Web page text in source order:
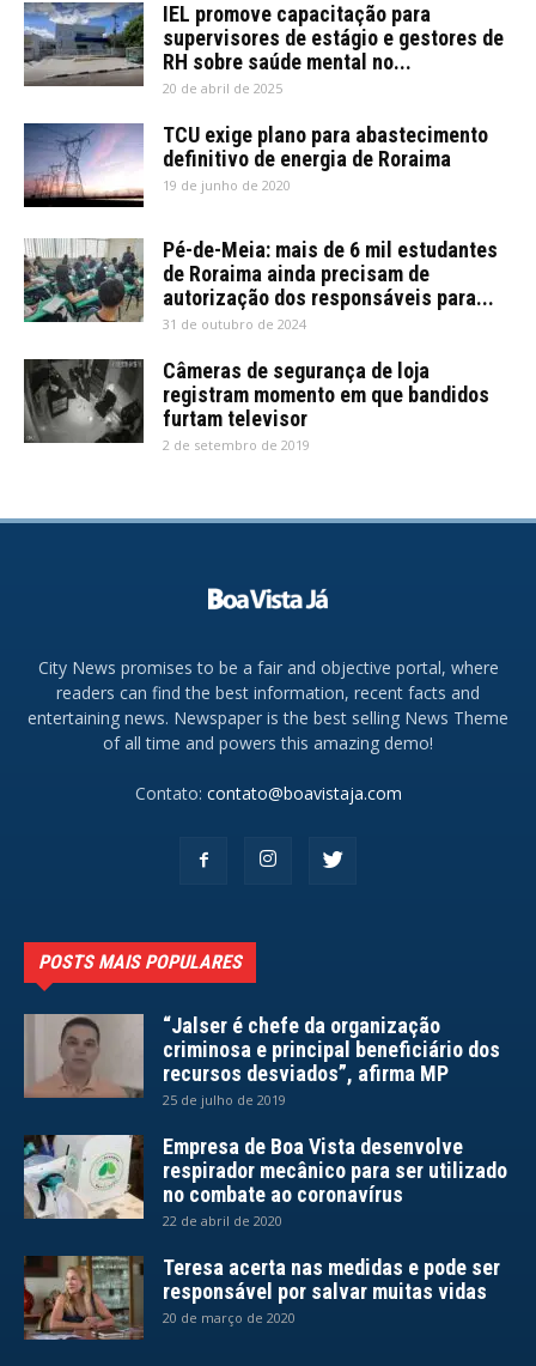
IEL promove capacitação para
supervisores de estágio e gestores de
RH sobre saúde mental no...
20 de abril de 2025
TCU exige plano para abastecimento
definitivo de energia de Roraima
19 de junho de 2020
Pé-de-Meia: mais de 6 mil estudantes
de Roraima ainda precisam de
autorização dos responsáveis para...
31 de outubro de 2024
Câmeras de segurança de loja
registram momento em que bandidos
furtam televisor
2 de setembro de 2019
City News promises to be a fair and objective portal, where
readers can find the best information, recent facts and
entertaining news. Newspaper is the best selling News Theme
of all time and powers this amazing demo!
Contato: contato@boavistaja.com
POSTS MAIS POPULARES
“Jalser é chefe da organização
criminosa e principal beneficiário dos
recursos desviados”, afirma MP
25 de julho de 2019
Empresa de Boa Vista desenvolve
respirador mecânico para ser utilizado
no combate ao coronavírus
22 de abril de 2020
Teresa acerta nas medidas e pode ser
responsável por salvar muitas vidas
20 de março de 2020